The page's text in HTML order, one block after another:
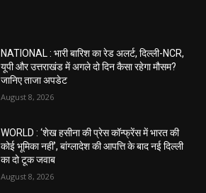
NATIONAL : भारी बारिश का रेड अलर्ट, दिल्ली-NCR,
यूपी और उत्तराखंड में अगले दो दिन कैसा रहेगा मौसम?
जानिए ताजा अपडेट
August 8, 2026
WORLD : ‘शेख हसीना की प्रेस कॉन्फ्रेंस में भारत की
कोई भूमिका नहीं’, बांग्लादेश की आपत्ति के बाद नई दिल्ली
का दो टूक जवाब
August 8, 2026